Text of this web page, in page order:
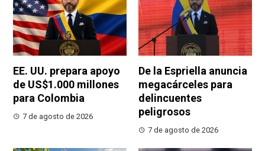
EE. UU. prepara apoyo
de US$1.000 millones
para Colombia
7 de agosto de 2026
De la Espriella anuncia
megacárceles para
delincuentes
peligrosos
7 de agosto de 2026